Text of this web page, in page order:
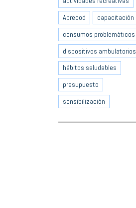
Aprecod
capacitación
consumos problemáticos
dispositivos ambulatorios
hábitos saludables
presupuesto
sensibilización